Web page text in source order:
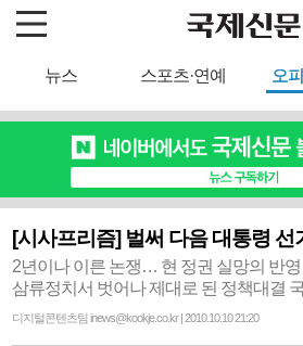
뉴스 스포츠·연예 오
[시사프리즘] 벌써 다음 대통령 선
2년이나 이른 논쟁… 현 정권 실망의 반영
삼류정치서 벗어나 제대로 된 정책대결
디지털콘텐츠팀 inews@kookje.co.kr | 2010.10.10 21:20